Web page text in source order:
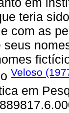
teria
com as
Veloso
em